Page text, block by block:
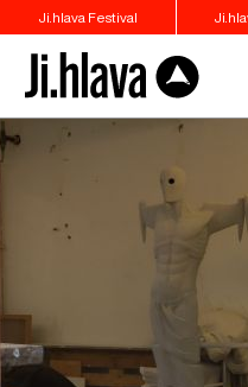
Ji.hlava Festival